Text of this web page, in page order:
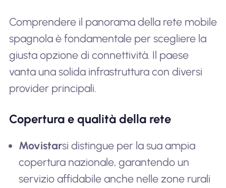
Comprendere il panorama della rete mobile
spagnola è fondamentale per scegliere la
giusta opzione di connettività. Il paese
vanta una solida infrastruttura con diversi
provider principali.
Copertura e qualità della rete
Movistarsi distingue per la sua ampia
copertura nazionale, garantendo un
servizio affidabile anche nelle zone rurali